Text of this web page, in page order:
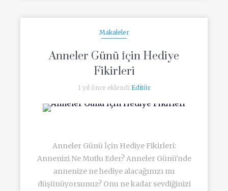
Makaleler
Anneler Günü İçin Hediye
Fikirleri
1 yıl önce eklendi Editör
Anneler Günü İçin Hediye Fikirleri:
Annenizi Ne Mutlu Eder? Anneler Günü'nde
annenize ne hediye alacağınızı mı
düşünüyorsunuz? Onu ne kadar sevdiğinizi